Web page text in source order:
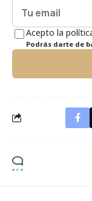
Acepto la
Podrás darte de